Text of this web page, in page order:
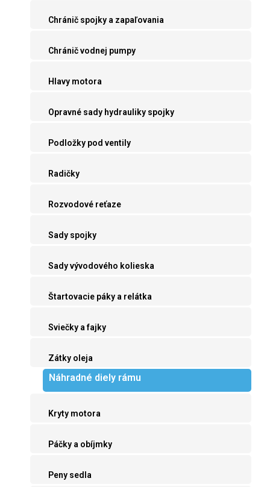
Chránič spojky a zapaľovania
Chránič vodnej pumpy
Hlavy motora
Opravné sady hydrauliky spojky
Podložky pod ventily
Radičky
Rozvodové reťaze
Sady spojky
Sady vývodového kolieska
Štartovacie páky a relátka
Sviečky a fajky
Zátky oleja
Náhradné diely rámu
Kryty motora
Páčky a obíjmky
Peny sedla